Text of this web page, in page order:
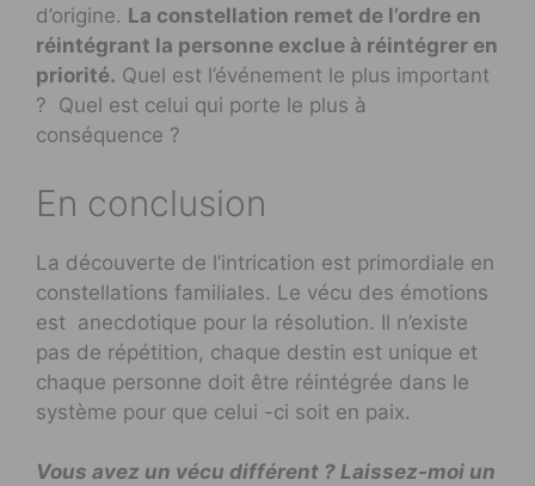
d’origine. La constellation remet de l’ordre en
réintégrant la personne exclue à réintégrer en
priorité. Quel est l’événement le plus important
? Quel est celui qui porte le plus à
conséquence ?
En conclusion
La découverte de l’intrication est primordiale en
constellations familiales. Le vécu des émotions
est anecdotique pour la résolution. Il n’existe
pas de répétition, chaque destin est unique et
chaque personne doit être réintégrée dans le
système pour que celui -ci soit en paix.
Vous avez un vécu différent ? Laissez-moi un